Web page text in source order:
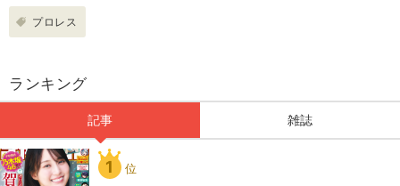
プロレス
ランキング
記事 雑誌
1 位